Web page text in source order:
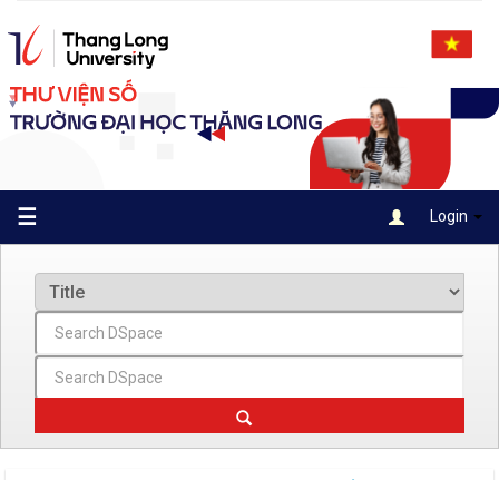
navigation
☰ Login